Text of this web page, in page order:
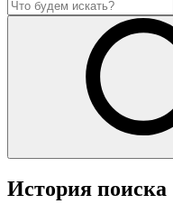
История поиска